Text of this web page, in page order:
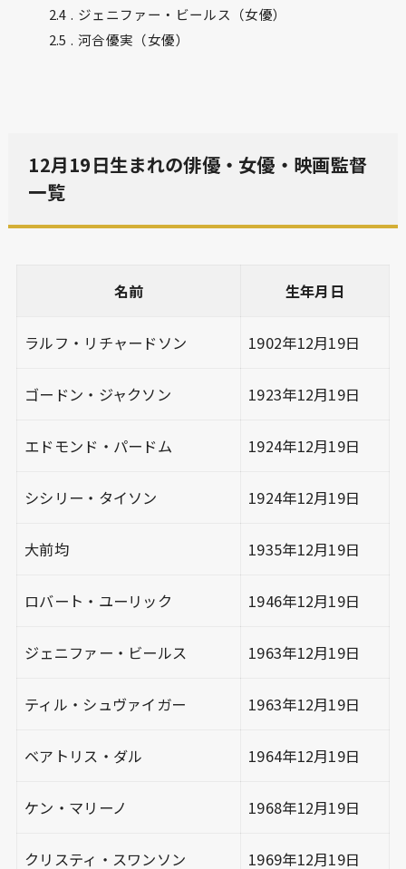
2.4
ジェニファー・ビールス（女優）
2.5
河合優実（女優）
12月19日生まれの俳優・女優・映画監督
一覧
名前 生年月日
ラルフ・リチャードソン 1902年12月19日
ゴードン・ジャクソン 1923年12月19日
エドモンド・パードム 1924年12月19日
シシリー・タイソン 1924年12月19日
大前均 1935年12月19日
ロバート・ユーリック 1946年12月19日
ジェニファー・ビールス 1963年12月19日
ティル・シュヴァイガー 1963年12月19日
ベアトリス・ダル 1964年12月19日
ケン・マリーノ 1968年12月19日
クリスティ・スワンソン 1969年12月19日